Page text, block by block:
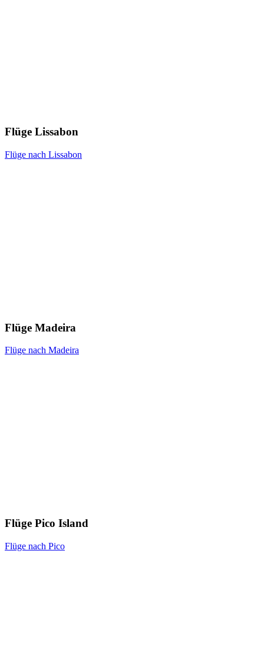
Flüge Lissabon
Flüge nach Lissabon
Flüge Madeira
Flüge nach Madeira
Flüge Pico Island
Flüge nach Pico